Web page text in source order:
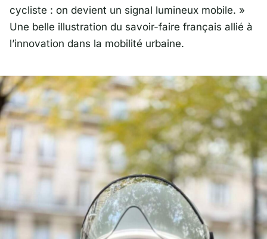
cycliste : on devient un signal lumineux mobile. »
Une belle illustration du savoir-faire français allié à
l’innovation dans la mobilité urbaine.